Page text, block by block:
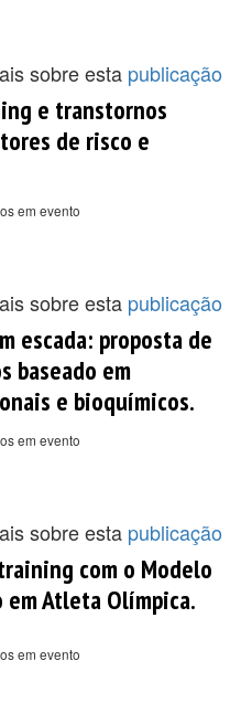
sobre esta publicação
e transtornos
de risco e
em evento
sobre esta publicação
escada: proposta de
baseado em
e bioquímicos.
em evento
sobre esta publicação
com o Modelo
em Atleta Olímpica.
em evento